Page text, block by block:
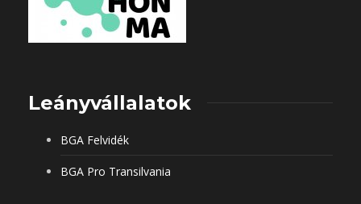
Leányvállalatok
BGA Felvidék
BGA Pro Transilvania